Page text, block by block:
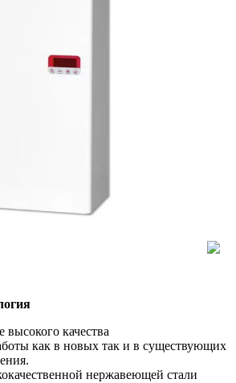
качества
как в новых так и в существующих
нержавеющей стали